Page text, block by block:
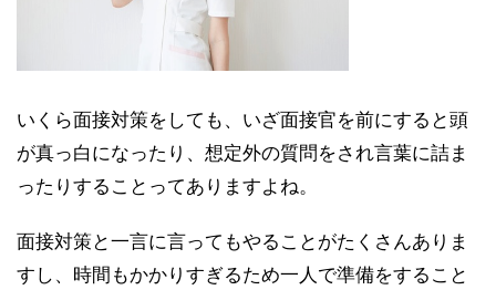
いくら面接対策をしても、いざ面接官を前にすると頭
が真っ白になったり、想定外の質問をされ言葉に詰ま
ったりすることってありますよね。
面接対策と一言に言ってもやることがたくさんありま
すし、時間もかかりすぎるため一人で準備をすること